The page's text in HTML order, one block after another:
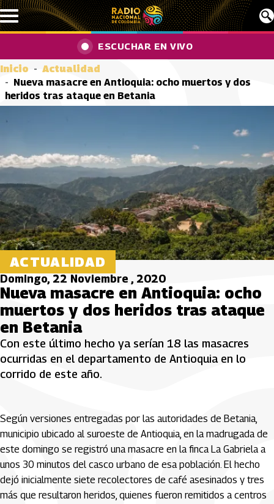
Pasar al contenido principal
ESCUCHAR EN VIVO
Inicio
Actualidad
Nueva masacre en Antioquia: ocho muertos y dos
heridos tras ataque en Betania
ACTUALIDAD
Domingo, 22 Noviembre , 2020
Nueva masacre en Antioquia: ocho
muertos y dos heridos tras ataque
en Betania
Con este último hecho ya serían 18 las masacres
ocurridas en el departamento de Antioquia en lo
corrido de este año.
Según versiones entregadas por las autoridades de Betania,
municipio ubicado al suroeste de Antioquia, en la madrugada de
este domingo se registró una masacre en la finca La Gabriela a
unos 30 minutos del casco urbano de esa población. El hecho
dejó inicialmente siete recolectores de café asesinados y tres
más que resultaron heridos, quienes fueron remitidos a centros